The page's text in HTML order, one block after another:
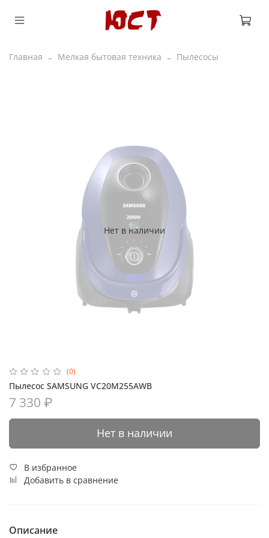
Главная Мелкая бытовая техника Пылесосы
Нет в наличии
(0)
Пылесос SAMSUNG VC20M255AWB
7 330 ₽
Нет в наличии
В избранное
Добавить в сравнение
Описание